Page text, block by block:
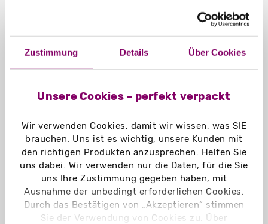
Zustimmung Details Über Cookies
Unsere Cookies – perfekt verpackt
Wir verwenden Cookies, damit wir wissen, was SIE
brauchen. Uns ist es wichtig, unsere Kunden mit
den richtigen Produkten anzusprechen. Helfen Sie
uns dabei. Wir verwenden nur die Daten, für die Sie
uns Ihre Zustimmung gegeben haben, mit
Ausnahme der unbedingt erforderlichen Cookies.
Durch das Bestätigen von „Akzeptieren“ stimmen
Sie der Verwendung von Cookies zu. Über
Mehr Raum für Bilder, Texte und
kreative Ideen
Erzählt Ihre Botschaft Schritt für
Schritt